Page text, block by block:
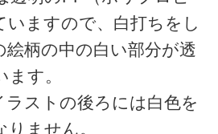
インキで、PPに
に透けてしまい
は不透明インキ
を透けにくくし
。しかし完全に
、ご注意下さ